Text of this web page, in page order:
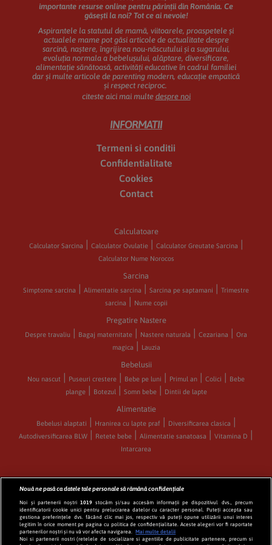
importante resurse online pentru părinții din România. Ce
găsești la noi? Tot ce ai nevoie!
Aspirantele la statutul de mamă, viitoarele, proaspetele și
actualele mame pot găsi articole de actualitate despre
sarcină, naștere, îngrijirea nou-născutului și a sugarului,
evoluția normala a bebelușului, alăptare, diversificare,
alimentație sănătoasă, activități educative în cadrul familiei
dar și multe articole de parenting modern, educație empatică
și respect reciproc.
citeste aici mai multe despre noi
INFORMATII
Termeni si conditii
Confidentialitate
Cookies
Contact
Calculatoare
Calculator Sarcina Calculator Ovulatie
Calculator Greutate Sarcina
Calculator Nume Norocos
Sarcina
Simptome sarcina Alimentatie sarcina Sarcina pe saptamani
Trimestre
sarcina
Nume copii
Pregatire Nastere
Despre travaliu Bagaj maternitate Nastere naturala Cezariana
Ora
magica
Lauzia
Bebelusii
Nou nascut Puseuri crestere Bebe pe luni Primul an Colici
Bebe
plange
Botezul Somn bebe Dintii de lapte
Alimentatie
Bebelusi alaptati Hranirea cu lapte praf
Diversificarea clasica
Autodiversificarea BLW
Retete bebe Alimentatie sanatoasa
Vitamina D
Intarcarea
CATEGORII
Sarcina Nasterea Bebelusul
Alaptarea
Diversificarea la bebelusi
Retete bebelusi
Nouă ne pasă ca datele tale personale să rămână confidențiale
Noi și partenerii noștri 1019stocăm și/sau accesăm informații pe dispozitivul dvs., precum
identificatorii cookie unici pentru prelucrarea datelor cu caracter personal. Puteți accepta sau
gestiona preferințele dvs. făcând clic mai jos, respectiv vă puteți opune utilizării unui interes
legitim în orice moment pe pagina cu politica de confidențialitate. Aceste alegeri vor fi raportate
partenerilor noștri și nu vă vor afecta navigarea.
Mai multe detalii
Noi si partenerii nostri (retelele de socializare si agentiile de publicitate partenere, precum si